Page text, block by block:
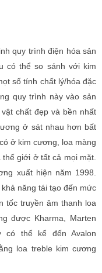
quy trình điện hóa sản
có thể so sánh với kim
số tính chất lý/hóa đặc
quy trình này vào sản
chất đẹp và bền nhất
ở sát nhau hơn bất
ở kim cương, loa màng
giới ở tất cả mọi mặt.
xuất hiện năm 1998.
năng tái tạo đến mức
tốc truyền âm thanh loa
được Kharma, Marten
có thể kể đến Avalon
loa treble kim cương